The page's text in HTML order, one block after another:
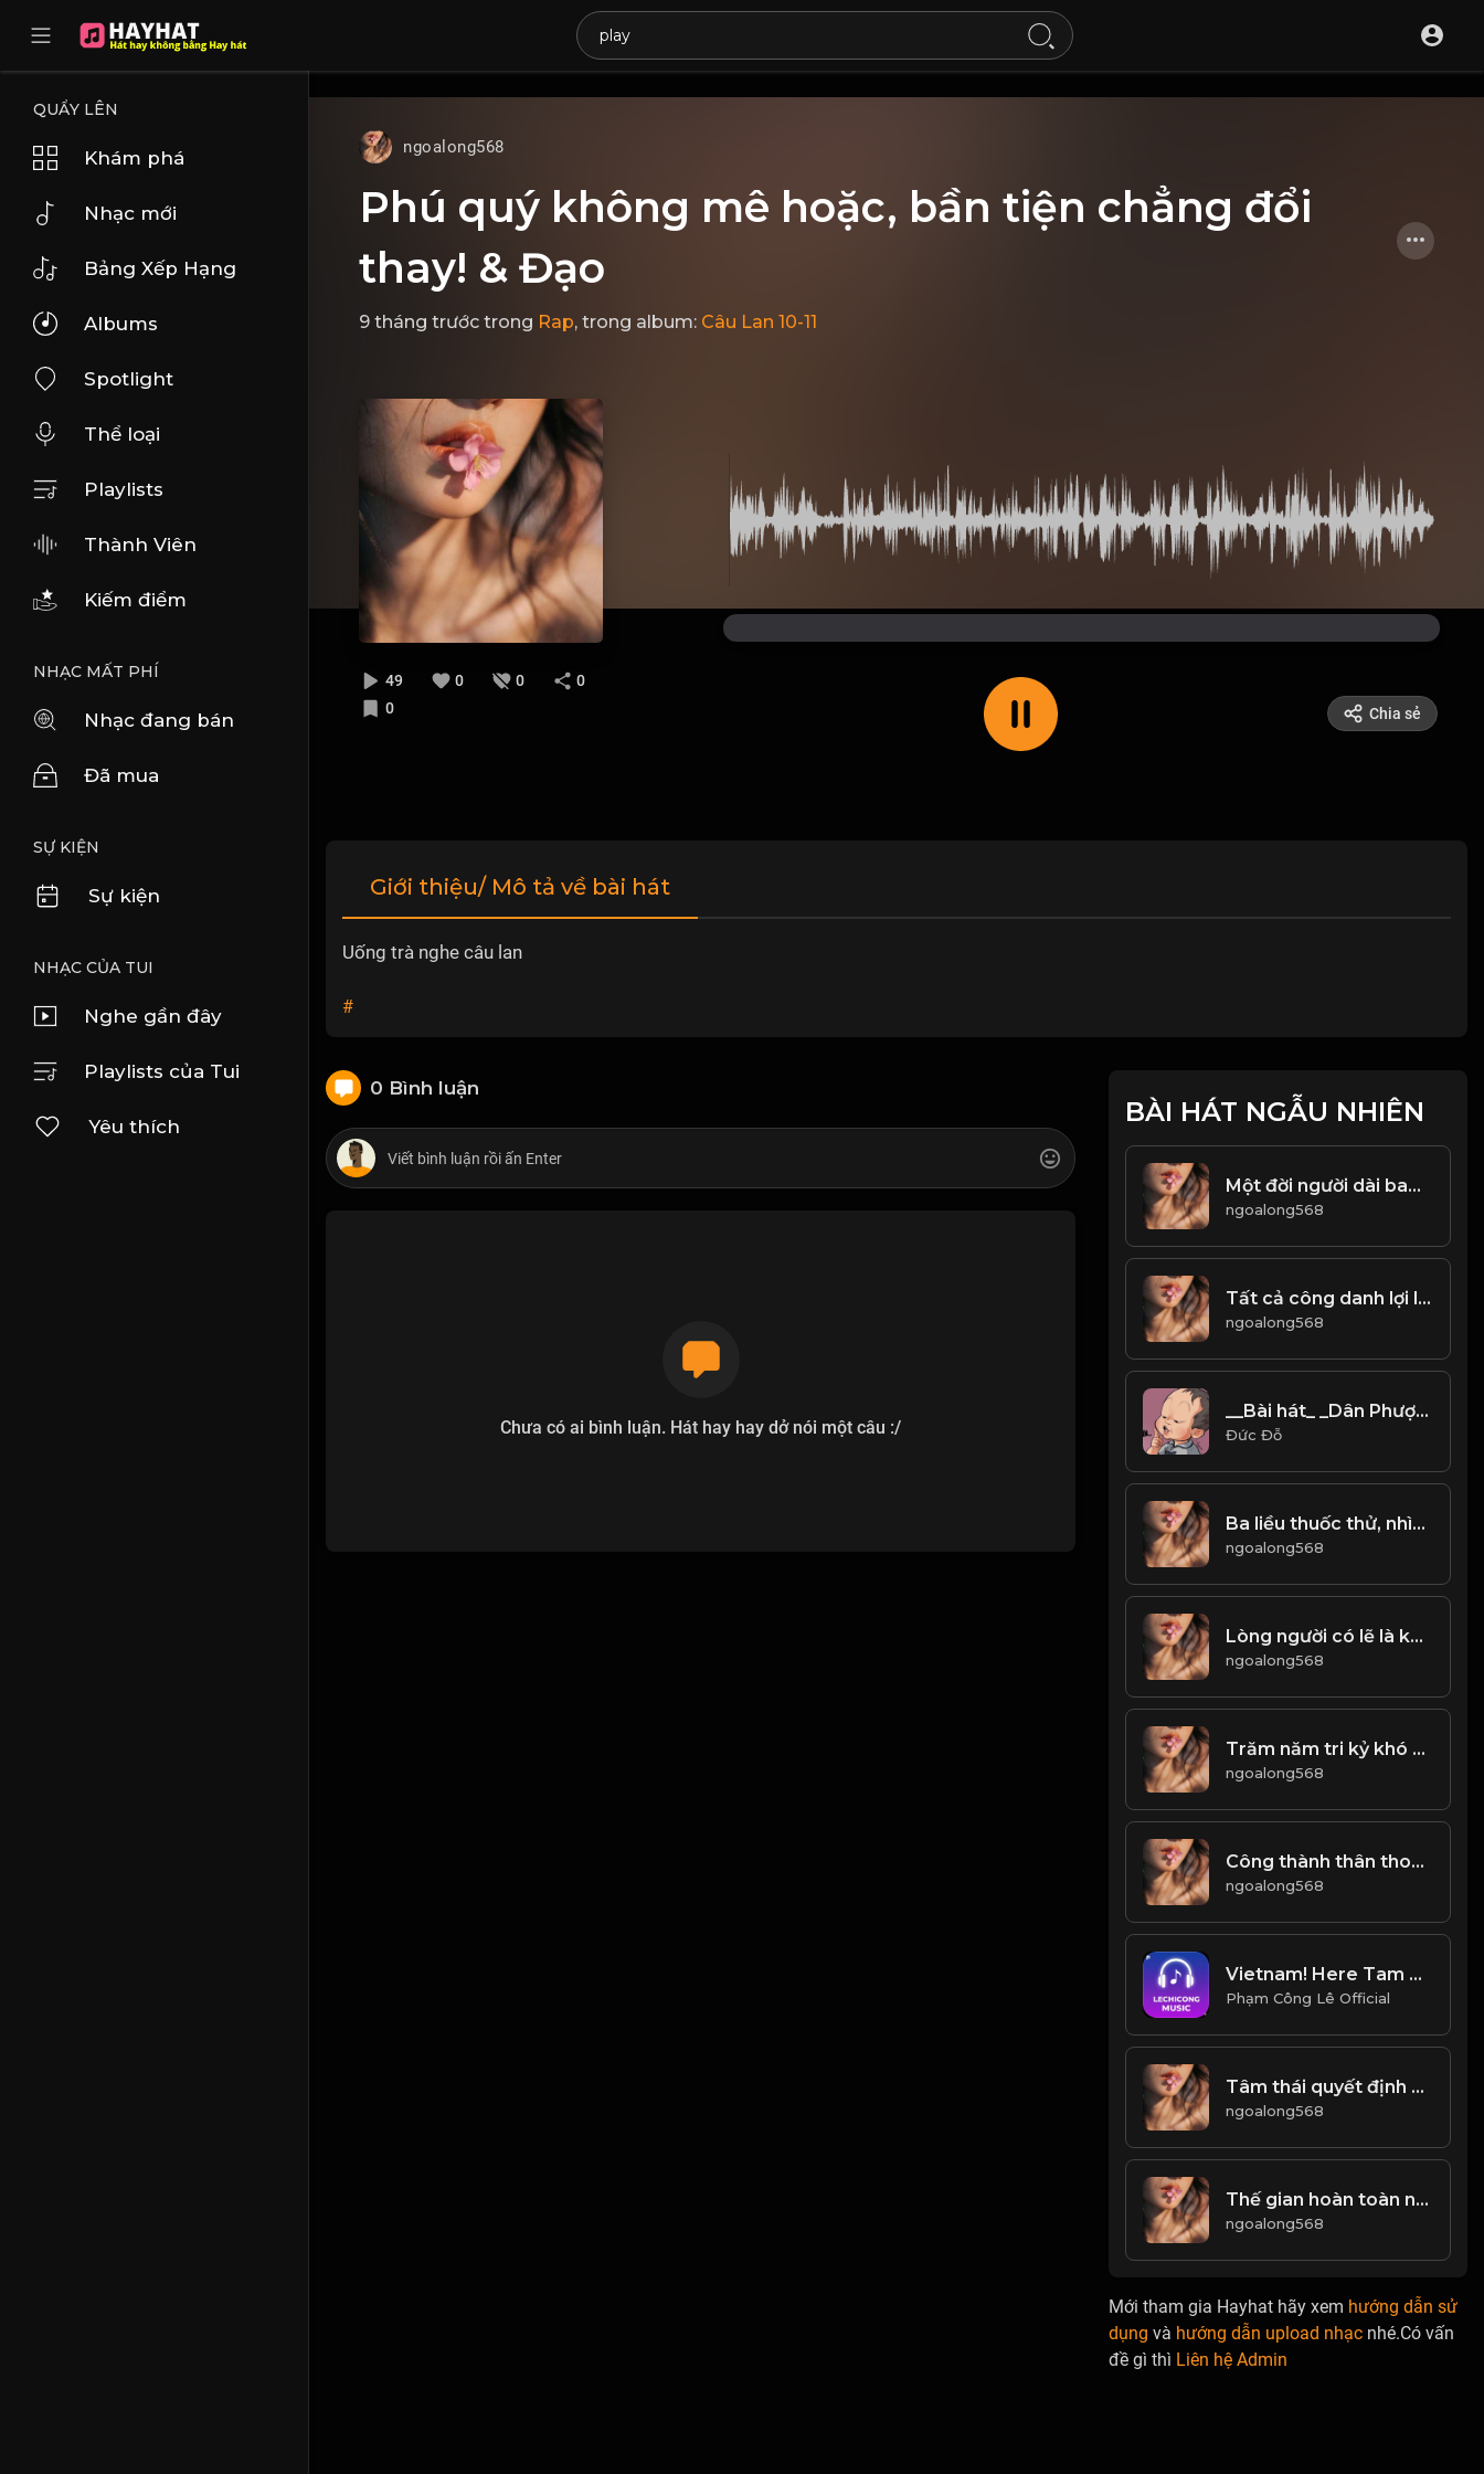
QUẨY LÊN
Khám phá
Nhạc mới
Bảng Xếp Hạng
Albums
Spotlight
Thể loại
Playlists
Thành Viên
Kiếm điểm
NHẠC MẤT PHÍ
Nhạc đang bán
Đã mua
SỰ KIỆN
Sự kiện
NHẠC CỦA TUI
Nghe gần đây
Playlists của Tui
Yêu thích
ngoalong568
Phú quý không mê hoặc, bần tiện chẳng đổi
thay! & Đạo
9 tháng trước trong Rap, trong album: Câu Lan 10-11
49 0 0
0
0
Chia sẻ
Giới thiệu/ Mô tả về bài hát
Uống trà nghe câu lan
#
0 Bình luận
Chưa có ai bình luận. Hát hay hay dở nói một câu :/
BÀI HÁT NGẪU NHIÊN
Một đời người dài bao lâu, chẳng ai có thể dự tính được. Kiếp này vinh hay nhục, chẳng ai nắm chắc được! & Đạo
ngoalong568
Tất cả công danh lợi lộc đều là hư ảo! & Đạo
ngoalong568
__Bài hát_ _Dân Phượt Brompton B88___
Đức Đỗ
Ba liều thuốc thử, nhìn rõ lòng người! & Đạo
ngoalong568
Lòng người có lẽ là không gian sâu nhất...! Đạo
ngoalong568
Trăm năm tri kỷ khó tìm tri âm khó gặp,bạn hiền khó quen Bất chợt mà chẳng bất ngờ,tưởng Là tình cờ,ai ngờ lại là phận duyên
ngoalong568
Công thành thân thoái, thiên chi đạo! & Đạo
ngoalong568
Vietnam! Here Tam Ngai Welcome
Phạm Công Lê Official
Tâm thái quyết định vận mệnh! Đạo
ngoalong568
Thế gian hoàn toàn như mộng nhìn thoáng nhìn xa là phúc nhân! Đạo
ngoalong568
Mới tham gia Hayhat hãy xem hướng dẫn sử
dụng và hướng dẫn upload nhạc nhé.Có vấn
đề gì thì Liên hệ Admin